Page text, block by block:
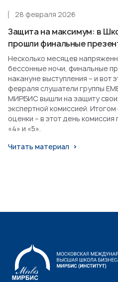
Защита на максимум: в
прошли финальные
28 февраля 2026
Несколько месяцев
бессонные ночи, финальные
накануне выступления – и вот
февраля слушатели группы
МИРБИС вышли на защиту
экспертной комиссией.
оценки – в этот день
«4» и «5».
Читать материал